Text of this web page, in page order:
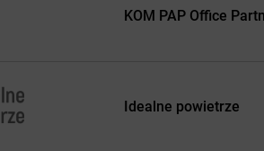
KOM PAP Office
Idealne powietrze